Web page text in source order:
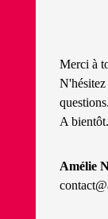
Merci à
N'hésitez
questions.
A bientôt.
Amélie